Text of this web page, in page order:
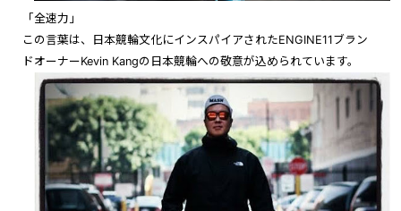
「全速力」
この言葉は、日本競輪文化にインスパイアされたENGINE11ブラン
ドオーナーKevin Kangの日本競輪への敬意が込められています。